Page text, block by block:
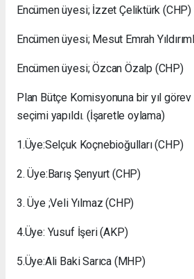
Encümen üyesi; İzzet Çeliktürk (CHP)
Encümen üyesi; Mesut Emrah
Encümen üyesi; Özcan Özalp (CHP)
Plan Bütçe Komisyonuna bir yıl
seçimi yapıldı. (İşaretle oylama)
1.Üye:Selçuk Koçnebioğulları (CHP)
2. Üye:Barış Şenyurt (CHP)
3. Üye ;Veli Yılmaz (CHP)
4.Üye: Yusuf İşeri (AKP)
5.Üye:Ali Baki Sarıca (MHP)